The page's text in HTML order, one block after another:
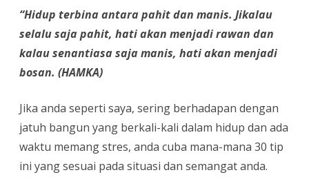
“Hidup terbina antara pahit dan manis. Jikalau
selalu saja pahit, hati akan menjadi rawan dan
kalau senantiasa saja manis, hati akan menjadi
bosan. (HAMKA)
Jika anda seperti saya, sering berhadapan dengan
jatuh bangun yang berkali-kali dalam hidup dan ada
waktu memang stres, anda cuba mana-mana 30 tip
ini yang sesuai pada situasi dan semangat anda.